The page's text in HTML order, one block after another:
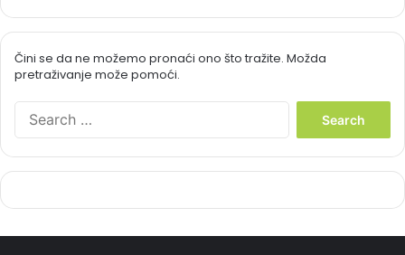
Čini se da ne možemo pronaći ono što tražite. Možda
pretraživanje može pomoći.
h